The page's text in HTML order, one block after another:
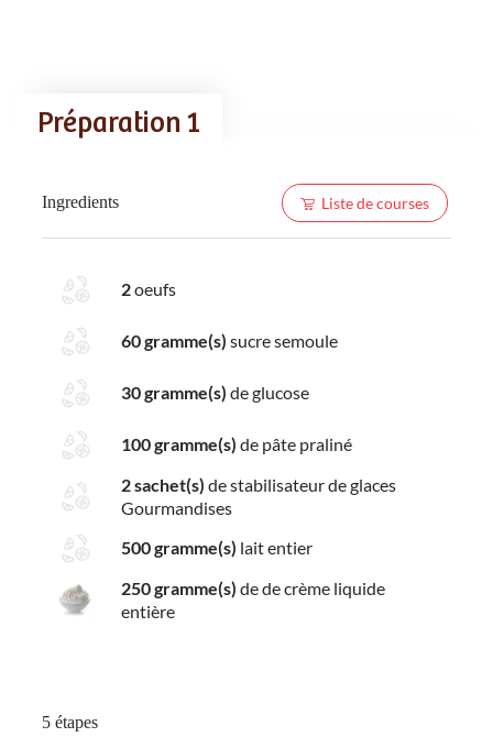
Préparation 1
Ingredients Liste de courses
2oeufs
60 gramme(s) sucre semoule
30 gramme(s) de glucose
100 gramme(s) de pâte praliné
2 sachet(s) de stabilisateur de glaces
Gourmandises
500 gramme(s) lait entier
250 gramme(s) de de crème liquide
entière
5 étapes